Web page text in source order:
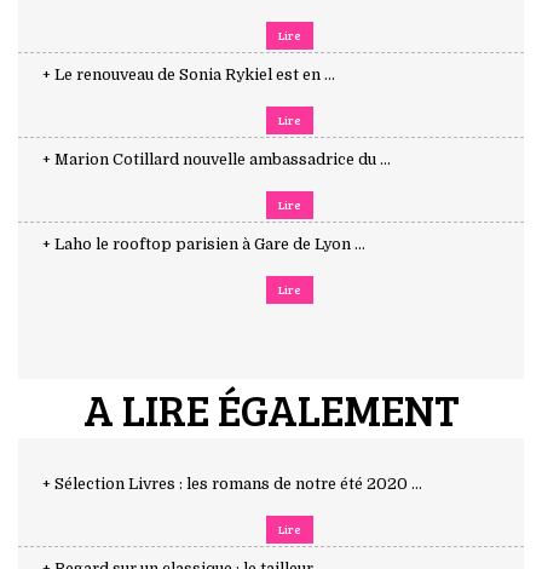
Lire
+ Le renouveau de Sonia Rykiel est en ...
Lire
+ Marion Cotillard nouvelle ambassadrice du ...
Lire
+ Laho le rooftop parisien à Gare de Lyon ...
Lire
A LIRE ÉGALEMENT
+ Sélection Livres : les romans de notre été 2020 ...
Lire